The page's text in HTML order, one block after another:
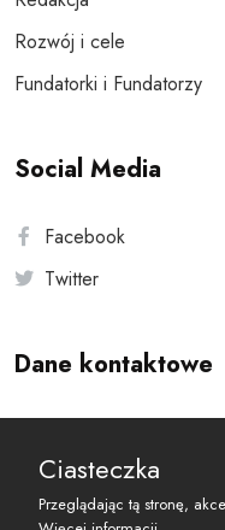
Rozwój i cele
Fundatorki i Fundatorzy
Social Media
Facebook
Twitter
Dane kontaktowe
Ciasteczka
Przeglądając tą stronę,